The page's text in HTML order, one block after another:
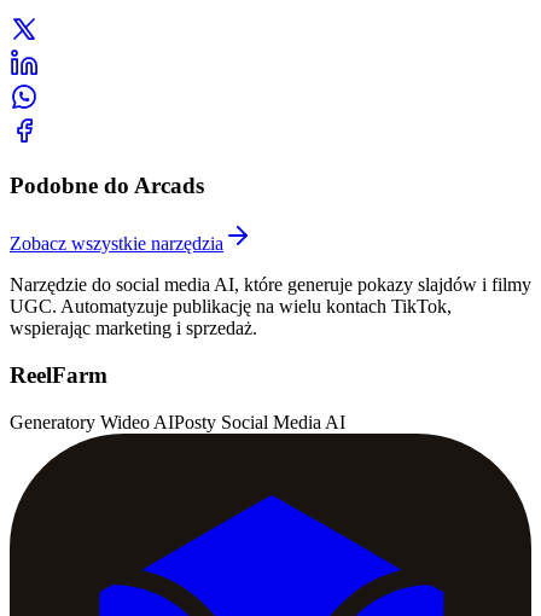
Podobne do Arcads
Zobacz wszystkie narzędzia
Narzędzie do social media AI, które generuje pokazy slajdów i filmy
UGC. Automatyzuje publikację na wielu kontach TikTok,
wspierając marketing i sprzedaż.
ReelFarm
Generatory Wideo AIPosty Social Media AI